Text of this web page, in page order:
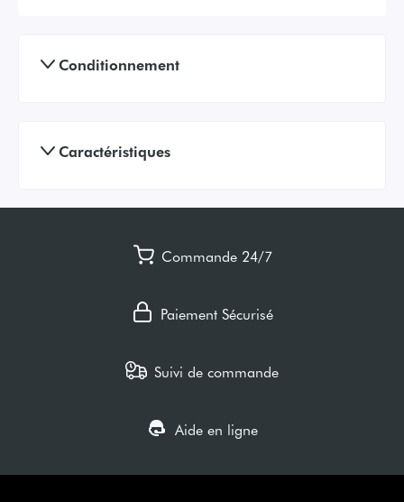
Conditionnement
Caractéristiques
Commande 24/7
Paiement Sécurisé
Suivi de commande
Aide en ligne